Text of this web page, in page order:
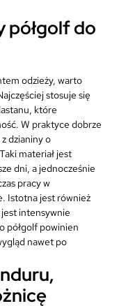
półgolf do
odzieży, warto
stosuje się
które
W praktyce dobrze
dzianiny o
materiał jest
dni, a jednocześnie
pracy w
Istotna jest również
intensywnie
półgolf powinien
nawet po